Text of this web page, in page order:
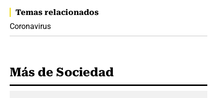
Temas relacionados
Coronavirus
Más de Sociedad